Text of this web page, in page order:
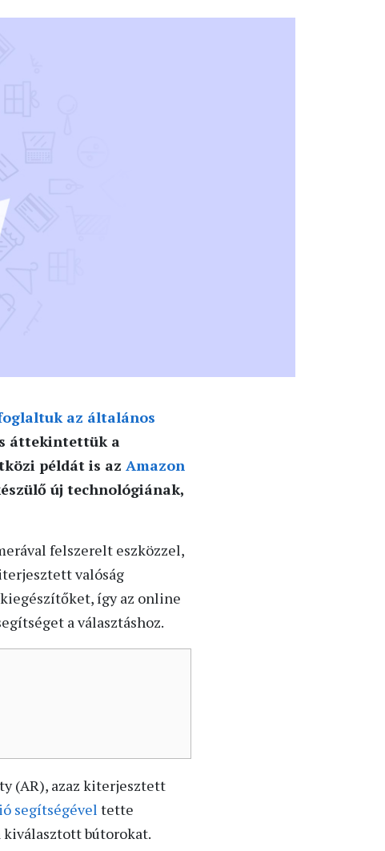
az általános
áttekintettük a
példát is az Amazon
új technológiának,
felszerelt eszközzel,
valóság
így az online
a választáshoz.
(AR), azaz kiterjesztett
segítségével tette
kiválasztott bútorokat.